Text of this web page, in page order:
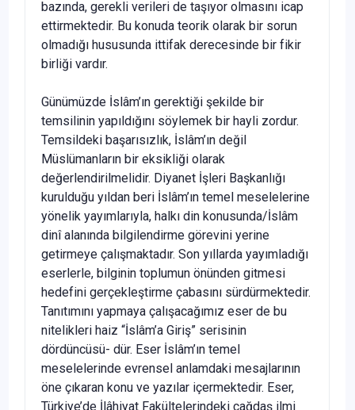
bazında, gerekli verileri de taşıyor olmasını icap
ettirmektedir. Bu konuda teorik olarak bir sorun
olmadığı hususunda ittifak derecesinde bir fikir
birliği vardır.
Günümüzde İslâm’ın gerektiği şekilde bir
temsilinin yapıldığını söylemek bir hayli zordur.
Temsildeki başarısızlık, İslâm’ın değil
Müslümanların bir eksikliği olarak
değerlendirilmelidir. Diyanet İşleri Başkanlığı
kurulduğu yıldan beri İslâm’ın temel meselelerine
yönelik yayımlarıyla, halkı din konusunda/İslâm
dinî alanında bilgilendirme görevini yerine
getirmeye çalışmaktadır. Son yıllarda yayımladığı
eserlerle, bilginin toplumun önünden gitmesi
hedefini gerçekleştirme çabasını sürdürmektedir.
Tanıtımını yapmaya çalışacağımız eser de bu
nitelikleri haiz “İslâm’a Giriş” serisinin
dördüncüsü- dür. Eser İslâm’ın temel
meselelerinde evrensel anlamdaki mesajlarının
öne çıkaran konu ve yazılar içermektedir. Eser,
Türkiye’de İlâhiyat Fakültelerindeki çağdaş ilmi